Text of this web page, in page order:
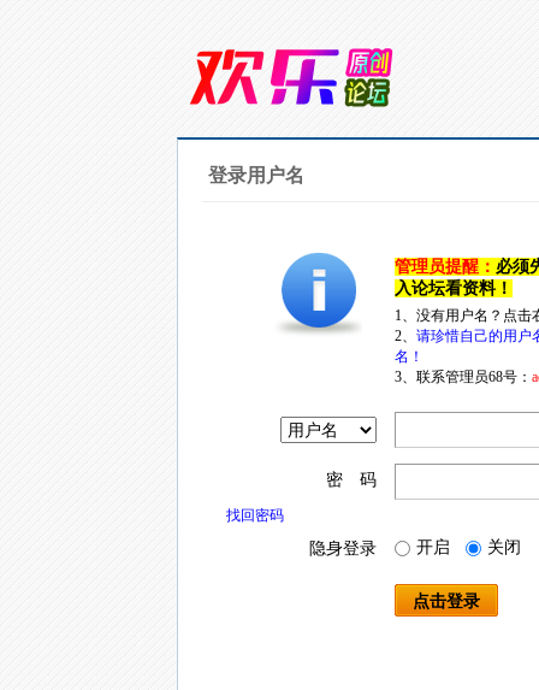
登录用户名
管理员提醒： 必须
入论坛看资料！
1、没有用户名？点
2、 请珍惜自己的用户
名！
3、联系管理员68号：
密 码
找回密码
隐身登录 开启 关闭
点击登录